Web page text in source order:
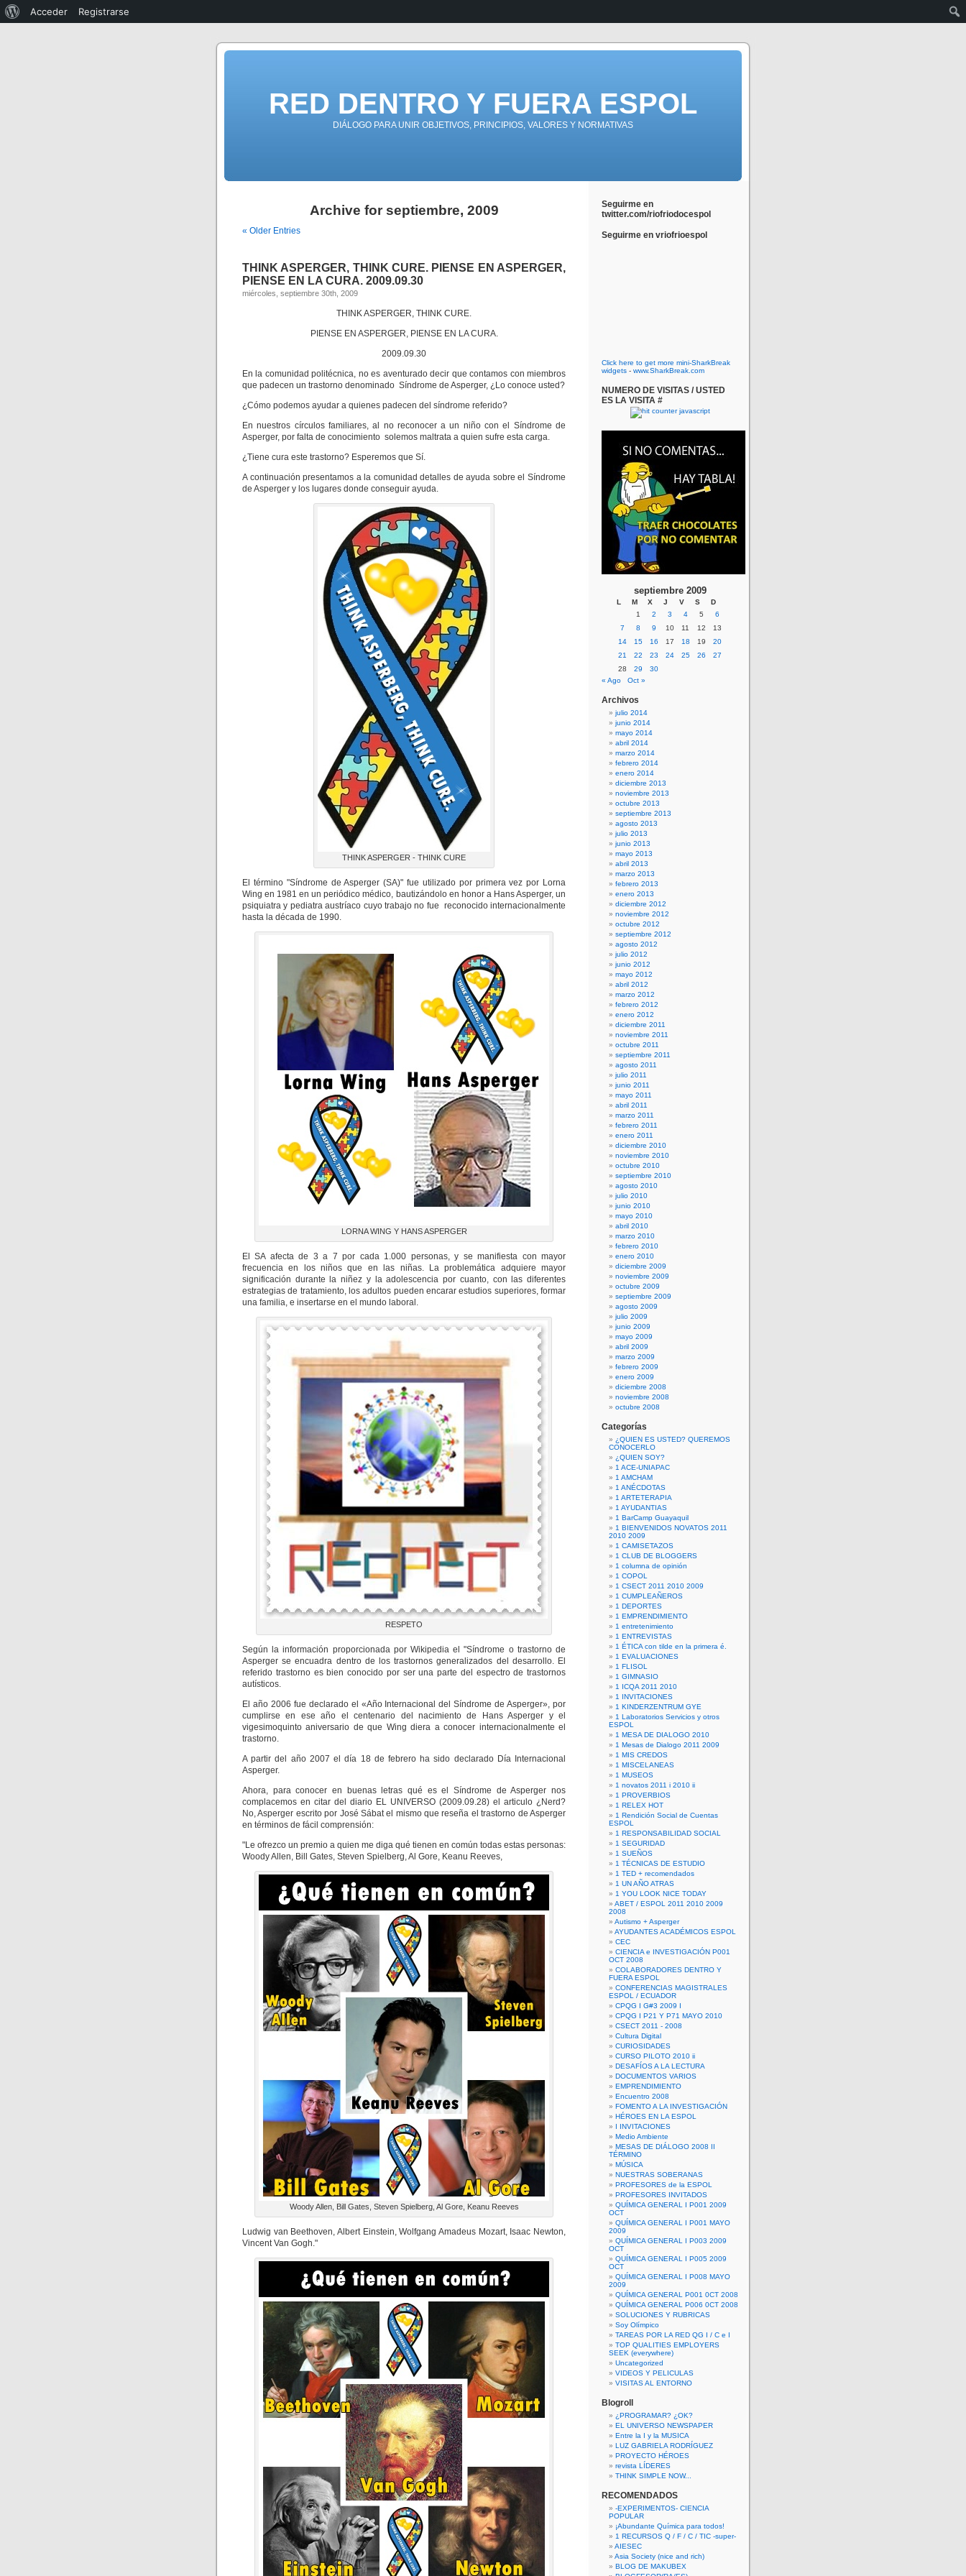
RED DENTRO Y FUERA ESPOL
DIÁLOGO PARA UNIR OBJETIVOS, PRINCIPIOS, VALORES Y NORMATIVAS
Archive for septiembre, 2009
« Older Entries
THINK ASPERGER, THINK CURE. PIENSE EN ASPERGER,
PIENSE EN LA CURA. 2009.09.30
miércoles, septiembre 30th, 2009
THINK ASPERGER, THINK CURE.
PIENSE EN ASPERGER, PIENSE EN LA CURA.
2009.09.30
En la comunidad politécnica, no es aventurado decir que contamos con miembros
que padecen un trastorno denominado Síndrome de Asperger, ¿Lo conoce usted?
¿Cómo podemos ayudar a quienes padecen del síndrome referido?
En nuestros círculos familiares, al no reconocer a un niño con el Síndrome de
Asperger, por falta de conocimiento solemos maltrata a quien sufre esta carga.
¿Tiene cura este trastorno? Esperemos que Sí.
A continuación presentamos a la comunidad detalles de ayuda sobre el Síndrome
de Asperger y los lugares donde conseguir ayuda.
THINK ASPERGER - THINK CURE
El término "Síndrome de Asperger (SA)" fue utilizado por primera vez por Lorna
Wing en 1981 en un periódico médico, bautizándolo en honor a Hans Asperger, un
psiquiatra y pediatra austríaco cuyo trabajo no fue reconocido internacionalmente
hasta la década de 1990.
LORNA WING Y HANS ASPERGER
El SA afecta de 3 a 7 por cada 1.000 personas, y se manifiesta con mayor
frecuencia en los niños que en las niñas. La problemática adquiere mayor
significación durante la niñez y la adolescencia por cuanto, con las diferentes
estrategias de tratamiento, los adultos pueden encarar estudios superiores, formar
una familia, e insertarse en el mundo laboral.
RESPETO
Según la información proporcionada por Wikipedia el "Síndrome o trastorno de
Asperger se encuadra dentro de los trastornos generalizados del desarrollo. El
referido trastorno es bien conocido por ser una parte del espectro de trastornos
autísticos.
El año 2006 fue declarado el «Año Internacional del Síndrome de Asperger», por
cumplirse en ese año el centenario del nacimiento de Hans Asperger y el
vigesimoquinto aniversario de que Wing diera a conocer internacionalmente el
trastorno.
A partir del año 2007 el día 18 de febrero ha sido declarado Día Internacional
Asperger.
Ahora, para conocer en buenas letras qué es el Síndrome de Asperger nos
complacemos en citar del diario EL UNIVERSO (2009.09.28) el articulo ¿Nerd?
No, Asperger escrito por José Sábat el mismo que reseña el trastorno de Asperger
en términos de fácil comprensión:
"Le ofrezco un premio a quien me diga qué tienen en común todas estas personas:
Woody Allen, Bill Gates, Steven Spielberg, Al Gore, Keanu Reeves,
Woody Allen, Bill Gates, Steven Spielberg, Al Gore, Keanu Reeves
Ludwig van Beethoven, Albert Einstein, Wolfgang Amadeus Mozart, Isaac Newton,
Vincent Van Gogh."
Seguirme en
twitter.com/riofriodocespol
Seguirme en vriofrioespol
Click here to get more mini-SharkBreak
widgets - www.SharkBreak.com
NUMERO DE VISITAS / USTED
ES LA VISITA #
septiembre 2009
L M X J V S
D
1
2 3 4 5
6
7
8 9 10 11 12
13
14
15 16 17 18 19
20
21
22 23 24 25 26
27
28
29
30
« Ago
Oct »
Archivos
julio 2014
junio 2014
mayo 2014
abril 2014
marzo 2014
febrero 2014
enero 2014
diciembre 2013
noviembre 2013
octubre 2013
septiembre 2013
agosto 2013
julio 2013
junio 2013
mayo 2013
abril 2013
marzo 2013
febrero 2013
enero 2013
diciembre 2012
noviembre 2012
octubre 2012
septiembre 2012
agosto 2012
julio 2012
junio 2012
mayo 2012
abril 2012
marzo 2012
febrero 2012
enero 2012
diciembre 2011
noviembre 2011
octubre 2011
septiembre 2011
agosto 2011
julio 2011
junio 2011
mayo 2011
abril 2011
marzo 2011
febrero 2011
enero 2011
diciembre 2010
noviembre 2010
octubre 2010
septiembre 2010
agosto 2010
julio 2010
junio 2010
mayo 2010
abril 2010
marzo 2010
febrero 2010
enero 2010
diciembre 2009
noviembre 2009
octubre 2009
septiembre 2009
agosto 2009
julio 2009
junio 2009
mayo 2009
abril 2009
marzo 2009
febrero 2009
enero 2009
diciembre 2008
noviembre 2008
octubre 2008
Categorías
¿QUIEN ES USTED? QUEREMOS
CONOCERLO
¿QUIEN SOY?
1 ACE-UNIAPAC
1 AMCHAM
1 ANÉCDOTAS
1 ARTETERAPIA
1 AYUDANTIAS
1 BarCamp Guayaquil
1 BIENVENIDOS NOVATOS 2011
2010 2009
1 CAMISETAZOS
1 CLUB DE BLOGGERS
1 columna de opinión
1 COPOL
1 CSECT 2011 2010 2009
1 CUMPLEAÑEROS
1 DEPORTES
1 EMPRENDIMIENTO
1 entretenimiento
1 ENTREVISTAS
1 ÉTICA con tilde en la primera é.
1 EVALUACIONES
1 FLISOL
1 GIMNASIO
1 ICQA 2011 2010
1 INVITACIONES
1 KINDERZENTRUM GYE
1 Laboratorios Servicios y otros
ESPOL
1 MESA DE DIALOGO 2010
1 Mesas de Dialogo 2011 2009
1 MIS CREDOS
1 MISCELANEAS
1 MUSEOS
1 novatos 2011 i 2010 ii
1 PROVERBIOS
1 RELEX HOT
1 Rendición Social de Cuentas
ESPOL
1 RESPONSABILIDAD SOCIAL
1 SEGURIDAD
1 SUEÑOS
1 TÉCNICAS DE ESTUDIO
1 TED + recomendados
1 UN AÑO ATRAS
1 YOU LOOK NICE TODAY
ABET / ESPOL 2011 2010 2009
2008
Autismo + Asperger
AYUDANTES ACADÉMICOS ESPOL
CEC
CIENCIA e INVESTIGACIÓN P001
OCT 2008
COLABORADORES DENTRO Y
FUERA ESPOL
CONFERENCIAS MAGISTRALES
ESPOL / ECUADOR
CPQG I G#3 2009 I
CPQG I P21 Y P71 MAYO 2010
CSECT 2011 - 2008
Cultura Digital
CURIOSIDADES
CURSO PILOTO 2010 ii
DESAFÍOS A LA LECTURA
DOCUMENTOS VARIOS
EMPRENDIMIENTO
Encuentro 2008
FOMENTO A LA INVESTIGACIÓN
HÉROES EN LA ESPOL
I INVITACIONES
Medio Ambiente
MESAS DE DIÁLOGO 2008 II
TÉRMINO
MÚSICA
NUESTRAS SOBERANAS
PROFESORES de la ESPOL
PROFESORES INVITADOS
QUÍMICA GENERAL I P001 2009
OCT
QUÍMICA GENERAL I P001 MAYO
2009
QUÍMICA GENERAL I P003 2009
OCT
QUÍMICA GENERAL I P005 2009
OCT
QUÍMICA GENERAL I P008 MAYO
2009
QUÍMICA GENERAL P001 0CT 2008
QUÍMICA GENERAL P006 0CT 2008
SOLUCIONES Y RUBRICAS
Soy Olímpico
TAREAS POR LA RED QG I / C e I
TOP QUALITIES EMPLOYERS
SEEK (everywhere)
Uncategorized
VIDEOS Y PELICULAS
VISITAS AL ENTORNO
Blogroll
¿PROGRAMAR? ¿OK?
EL UNIVERSO NEWSPAPER
Entre la I y la MUSICA
LUZ GABRIELA RODRÍGUEZ
PROYECTO HÉROES
revista LÍDERES
THINK SIMPLE NOW...
RECOMENDADOS
-EXPERIMENTOS- CIENCIA
POPULAR
¡Abundante Química para todos!
1 RECURSOS Q / F / C / TIC -super-
AIESEC
Asia Society (nice and rich)
BLOG DE MAKUBEX
Acceder Registrarse